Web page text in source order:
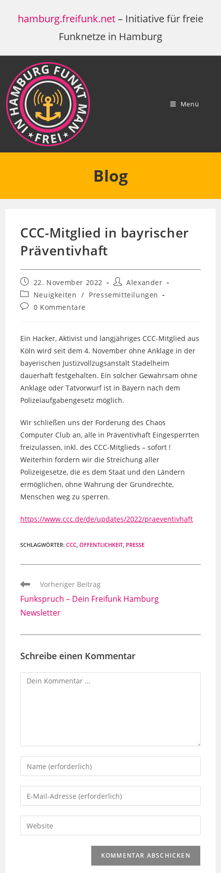
Inhalthamburg.freifunk.net– Initiative für freie
Funknetze in Hamburg
Menü
Blog
CCC-Mitglied in bayrischer
Präventivhaft
Beitrag
veröffentlicht:
22. November 2022
Beitrags-
Autor:
Alexander
Beitrags-
Kategorie:
Neuigkeiten / Pressemitteilungen
Beitrags-
0 Kommentare
Ein Hacker, Aktivist und langjähriges CCC-Mitglied aus
Köln wird seit dem 4. November ohne Anklage in der
bayerischen Justizvollzugsanstalt Stadelheim
dauerhaft festgehalten. Ein solcher Gewahrsam ohne
Anklage oder Tatvorwurf ist in Bayern nach dem
Polizeiaufgabengesetz möglich.
Wir schließen uns der Forderung des Chaos
Computer Club an, alle in Präventivhaft Eingesperrten
freizulassen, inkl. des CCC-Mitglieds – sofort !
Weiterhin fordern wir die Streichung aller
Polizeigesetze, die es dem Staat und den Ländern
ermöglichen, ohne Wahrung der Grundrechte,
Menschen weg zu sperren.
https://www.ccc.de/de/updates/2022/praeventivhaft
SCHLAGWÖRTER:CCC, ÖFFENTLICHKEIT, PRESSE
Weitere
Artikel
ansehen
Vorheriger Beitrag
Funkspruch – Dein Freifunk Hamburg
Newsletter
Schreibe einen Kommentar
Kommentar
Gib
deinen
Namen
oder
zum
Kommentieren
Gib
deine
E-
Mail-
Gib
deine